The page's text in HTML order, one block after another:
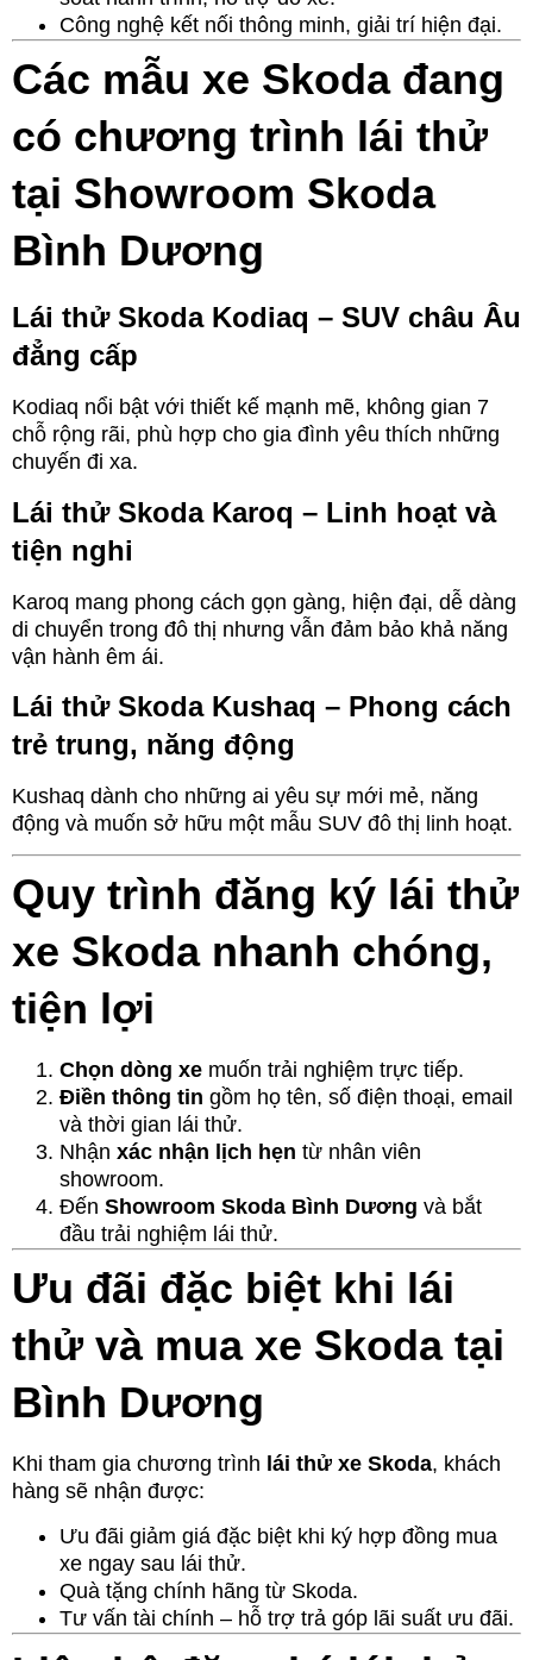
Công nghệ kết nối thông minh, giải trí hiện đại.
Các mẫu xe Skoda đang
có chương trình lái thử
tại Showroom Skoda
Bình Dương
Lái thử Skoda Kodiaq – SUV châu Âu
đẳng cấp
Kodiaq nổi bật với thiết kế mạnh mẽ, không gian 7
chỗ rộng rãi, phù hợp cho gia đình yêu thích những
chuyến đi xa.
Lái thử Skoda Karoq – Linh hoạt và
tiện nghi
Karoq mang phong cách gọn gàng, hiện đại, dễ dàng
di chuyển trong đô thị nhưng vẫn đảm bảo khả năng
vận hành êm ái.
Lái thử Skoda Kushaq – Phong cách
trẻ trung, năng động
Kushaq dành cho những ai yêu sự mới mẻ, năng
động và muốn sở hữu một mẫu SUV đô thị linh hoạt.
Quy trình đăng ký lái thử
xe Skoda nhanh chóng,
tiện lợi
Chọn dòng xe muốn trải nghiệm trực tiếp.
Điền thông tin gồm họ tên, số điện thoại, email
và thời gian lái thử.
Nhận xác nhận lịch hẹn từ nhân viên
showroom.
Đến Showroom Skoda Bình Dương và bắt
đầu trải nghiệm lái thử.
Ưu đãi đặc biệt khi lái
thử và mua xe Skoda tại
Bình Dương
Khi tham gia chương trình lái thử xe Skoda, khách
hàng sẽ nhận được:
Ưu đãi giảm giá đặc biệt khi ký hợp đồng mua
xe ngay sau lái thử.
Quà tặng chính hãng từ Skoda.
Tư vấn tài chính – hỗ trợ trả góp lãi suất ưu đãi.